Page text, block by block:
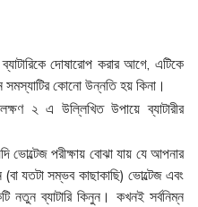
ব্যাটারিকে দোষারোপ করার আগে, এটিকে
সমস্যাটির কোনো উন্নতি হয় কিনা।
লক্ষণ ২ এ উল্লিখিত উপায়ে ব্যাটারীর
ভোল্টেজ পরীক্ষায় বোঝা যায় যে আপনার
(বা যতটা সম্ভব কাছাকাছি) ভোল্টেজ এবং
নতুন ব্যাটারি কিনুন। কখনই সর্বনিম্ন